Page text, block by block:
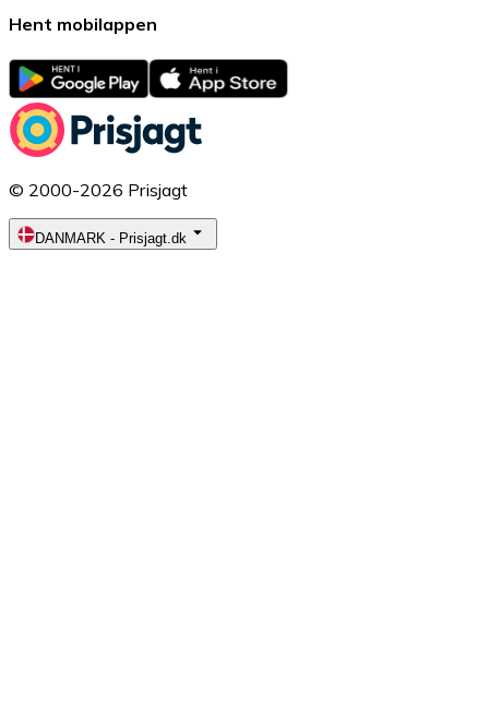
Hent mobilappen
© 2000-2026 Prisjagt
DANMARK - Prisjagt.dk